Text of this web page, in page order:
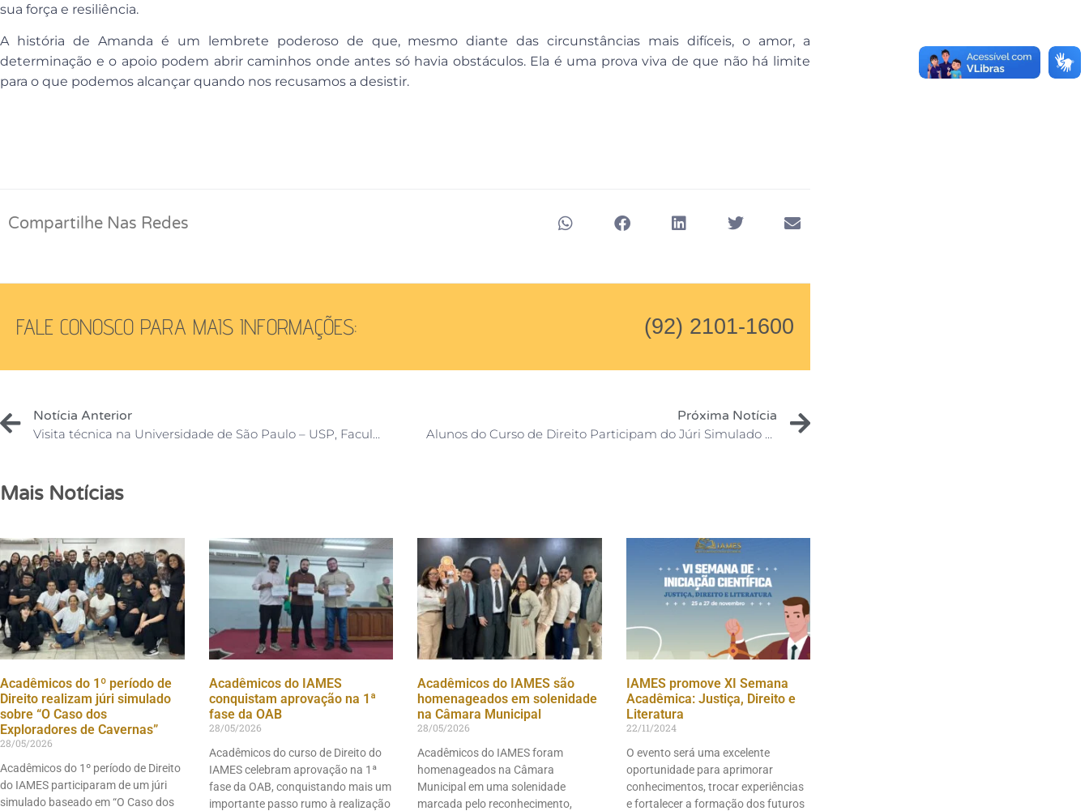
sua força e resiliência.
A história de Amanda é um lembrete poderoso de que, mesmo diante das circunstâncias mais difíceis, o amor, a
determinação e o apoio podem abrir caminhos onde antes só havia obstáculos. Ela é uma prova viva de que não há limite
para o que podemos alcançar quando nos recusamos a desistir.
Compartilhe Nas Redes
FALE CONOSCO PARA MAIS INFORMAÇÕES: (92) 2101-1600
Notícia Anterior Próxima Notícia
Mais Notícias
Acadêmicos do 1º período de
Direito realizam júri simulado
sobre “O Caso dos
Exploradores de Cavernas”
28/05/2026
Acadêmicos do 1º período de Direito
do IAMES participaram de um júri
simulado baseado em “O Caso dos
Acadêmicos do IAMES
conquistam aprovação na 1ª
fase da OAB
28/05/2026
Acadêmicos do curso de Direito do
IAMES celebram aprovação na 1ª
fase da OAB, conquistando mais um
importante passo rumo à realização
Acadêmicos do IAMES são
homenageados em solenidade
na Câmara Municipal
28/05/2026
Acadêmicos do IAMES foram
homenageados na Câmara
Municipal em uma solenidade
marcada pelo reconhecimento,
IAMES promove XI Semana
Acadêmica: Justiça, Direito e
Literatura
22/11/2024
O evento será uma excelente
oportunidade para aprimorar
conhecimentos, trocar experiências
e fortalecer a formação dos futuros